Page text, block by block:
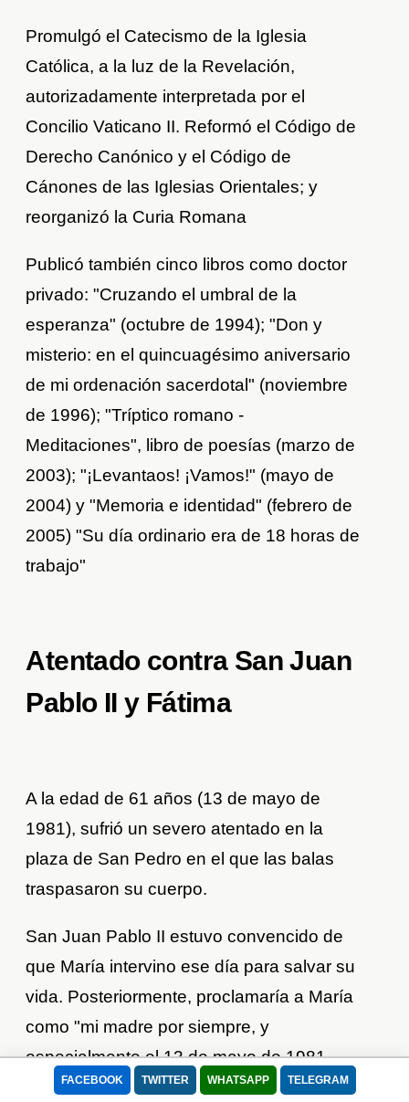
FACEBOOK TWITTER WHATSAPP TELEGRAM
Promulgó el Catecismo de la Iglesia
Católica, a la luz de la Revelación,
autorizadamente interpretada por el
Concilio Vaticano II. Reformó el Código de
Derecho Canónico y el Código de
Cánones de las Iglesias Orientales; y
reorganizó la Curia Romana
Publicó también cinco libros como doctor
privado: "Cruzando el umbral de la
esperanza" (octubre de 1994); "Don y
misterio: en el quincuagésimo aniversario
de mi ordenación sacerdotal" (noviembre
de 1996); "Tríptico romano -
Meditaciones", libro de poesías (marzo de
2003); "¡Levantaos! ¡Vamos!" (mayo de
2004) y "Memoria e identidad" (febrero de
2005) "Su día ordinario era de 18 horas de
trabajo"
Atentado contra San Juan
Pablo II y Fátima
A la edad de 61 años (13 de mayo de
1981), sufrió un severo atentado en la
plaza de San Pedro en el que las balas
traspasaron su cuerpo.
San Juan Pablo II estuvo convencido de
que María intervino ese día para salvar su
vida. Posteriormente, proclamaría a María
como "mi madre por siempre, y
especialmente el 13 de mayo de 1981,
cuando sentí tu presencia providencial a